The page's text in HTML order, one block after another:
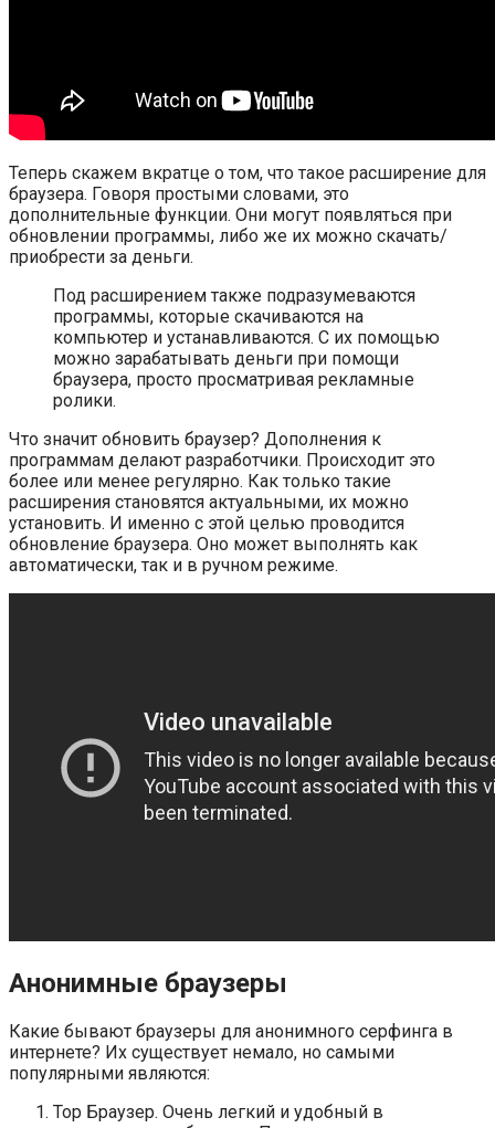
Теперь скажем вкратце о том, что такое расширение для
браузера. Говоря простыми словами, это
дополнительные функции. Они могут появляться при
обновлении программы, либо же их можно скачать/
приобрести за деньги.
Под расширением также подразумеваются
программы, которые скачиваются на
компьютер и устанавливаются. С их помощью
можно зарабатывать деньги при помощи
браузера, просто просматривая рекламные
ролики.
Что значит обновить браузер? Дополнения к
программам делают разработчики. Происходит это
более или менее регулярно. Как только такие
расширения становятся актуальными, их можно
установить. И именно с этой целью проводится
обновление браузера. Оно может выполнять как
автоматически, так и в ручном режиме.
Анонимные браузеры
Какие бывают браузеры для анонимного серфинга в
интернете? Их существует немало, но самыми
популярными являются:
Тор Браузер. Очень легкий и удобный в